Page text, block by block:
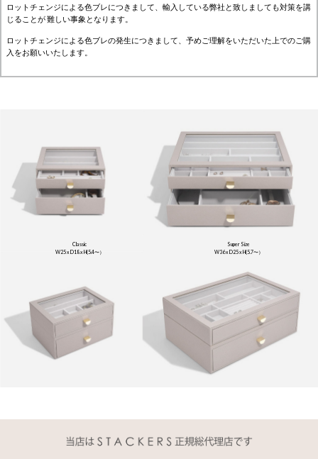
ロットチェンジによる色ブレにつきまして、輸入している弊社と致しましても対策を講
じることが 難しい事象となります。
ロットチェンジによる色ブレの発生につきまして、予めご理解をいただいた上でのご購
入をお願いいたします。
Classic
W25 x D18 x H(5.4〜）
Super Size
W36 x D25 x H(5.7〜）